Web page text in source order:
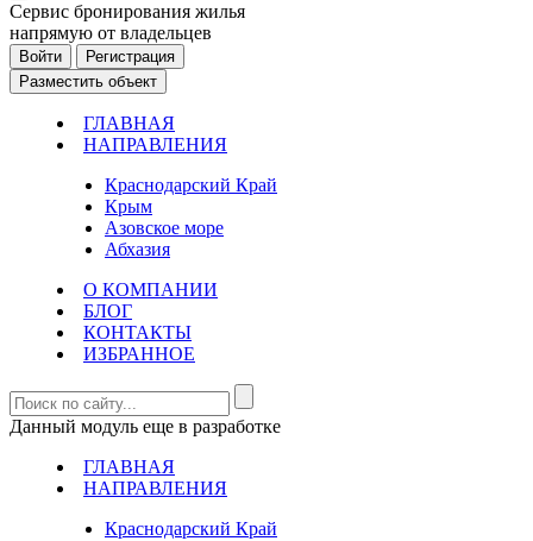
Cервис бронирования жилья
напрямую от владельцев
Войти
Регистрация
Разместить объект
ГЛАВНАЯ
НАПРАВЛЕНИЯ
Краснодарский Край
Крым
Азовское море
Абхазия
О КОМПАНИИ
БЛОГ
КОНТАКТЫ
ИЗБРАННОЕ
Данный модуль еще в разработке
ГЛАВНАЯ
НАПРАВЛЕНИЯ
Краснодарский Край